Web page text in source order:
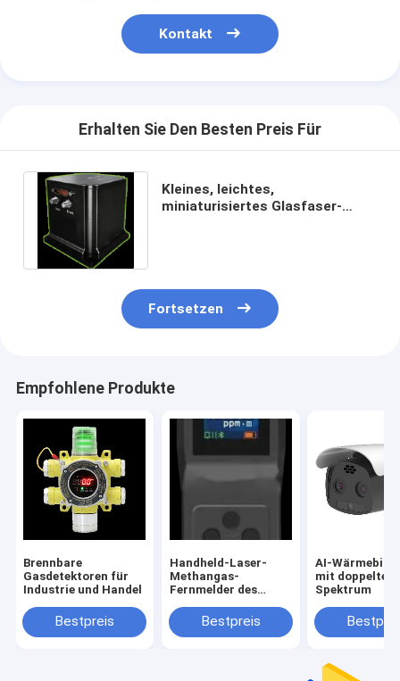
Kontakt
Erhalten Sie Den Besten Preis Für
Kleines, leichtes,
miniaturisiertes Glasfaser-
Fortsetzen
Empfohlene Produkte
Brennbare
Gasdetektoren für
Industrie und Handel
Bestpreis
Handheld-Laser-
Methangas-
Fernmelder des
Bestpreis
AI-
mit doppeltem
Spektrum